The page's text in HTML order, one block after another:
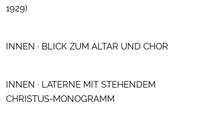
1929)
INNEN · BLICK ZUM ALTAR UND CHOR
INNEN · LATERNE MIT STEHENDEM
CHRISTUS-MONOGRAMM